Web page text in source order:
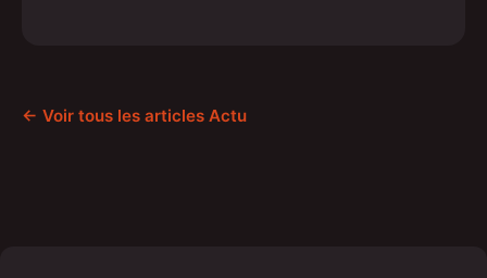
← Voir tous les articles Actu